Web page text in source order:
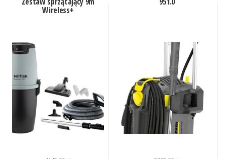
Wireless+